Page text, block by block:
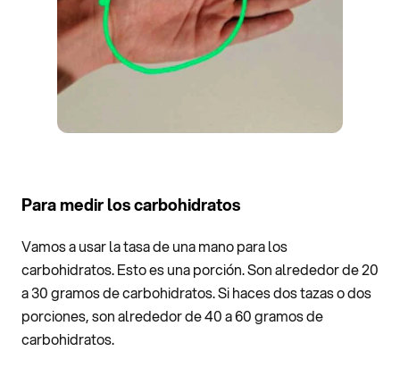
Para medir los carbohidratos
Vamos a usar la tasa de una mano para los
carbohidratos. Esto es una porción. Son alrededor de 20
a 30 gramos de carbohidratos. Si haces dos tazas o dos
porciones, son alrededor de 40 a 60 gramos de
carbohidratos.